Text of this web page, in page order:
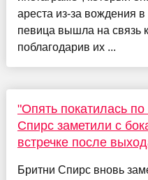
ареста из-за вождения
певица вышла на связь
поблагодарив их ...
"Опять покатилась
Спирс заметили с
встречке после
Бритни Спирс вновь